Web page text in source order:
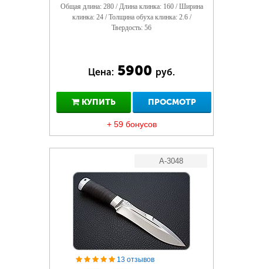
Общая длина: 280 / Длина клинка: 160 / Ширина
клинка: 24 / Толщина обуха клинка: 2.6 /
Твердость: 56
Цена: 5900 руб.
КУПИТЬ ПРОСМОТР
+ 59 бонусов
A-3048
13 отзывов